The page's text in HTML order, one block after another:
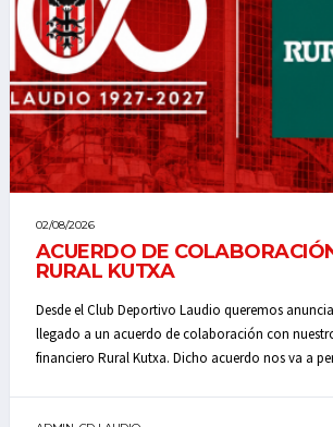
02/08/2026
ACUERDO DE
RURAL KUTXA
Desde el Club Deportivo Laudio queremos
llegado a un acuerdo de colaboración con
financiero Rural Kutxa. Dicho acuerdo nos va a